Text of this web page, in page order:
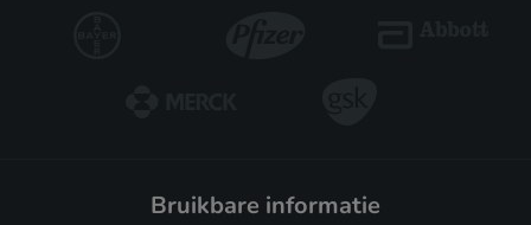
bruikbare informatie